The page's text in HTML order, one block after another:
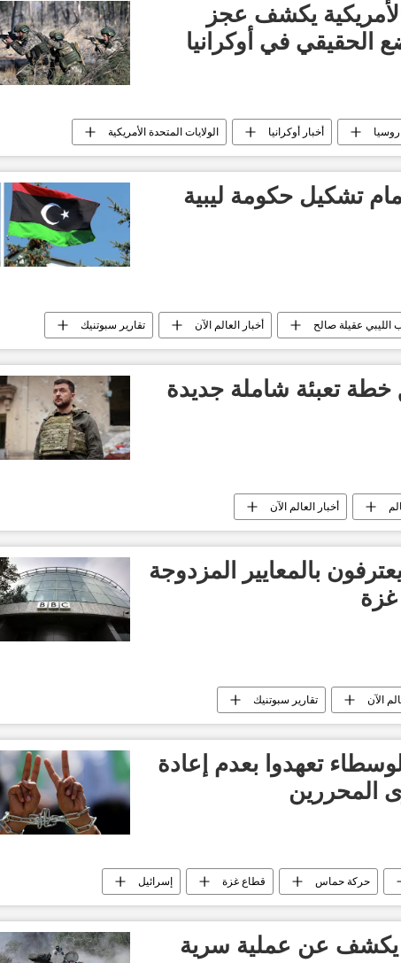
يكشف عجز
في أوكرانيا
روسيا أخبار أوكرانيا الولايات المتحدة الأمريكية
تشكيل حكومة ليبية
عقيلة صالح أخبار العالم الآن تقارير سبوتنيك
خطة تعبئة شاملة جديدة
أخبار العالم الآن
بالمعايير المزدوجة
الآن تقارير سبوتنيك
تعهدوا بعدم إعادة
المحررين
حركة حماس قطاع غزة إسرائيل
عن عملية سرية